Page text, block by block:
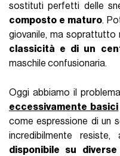
sostituti perfetti delle
composto e maturo.
giovanile, ma soprattutto
classicità e di un
maschile confusionaria.
Oggi abbiamo il
eccessivamente basici
come espressione di un
incredibilmente
disponibile su